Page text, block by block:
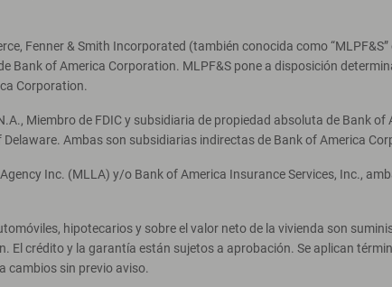
Fenner & Smith Incorporated (también conocida como
Bank of America Corporation. MLPF&S pone a disposición
Corporation.
Miembro de FDIC y subsidiaria de propiedad absoluta de Bank
Ambas son subsidiarias indirectas de Bank of America
Inc. (MLLA) y/o Bank of America Insurance Services, Inc.,
hipotecarios y sobre el valor neto de la vivienda son
crédito y la garantía están sujetos a aprobación. Se aplican
cambios sin previo aviso.